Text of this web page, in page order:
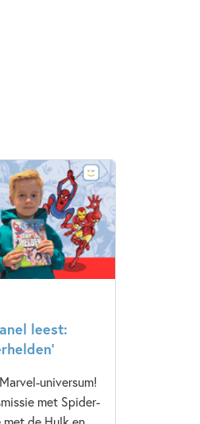
leest:
universum!
met Spider-